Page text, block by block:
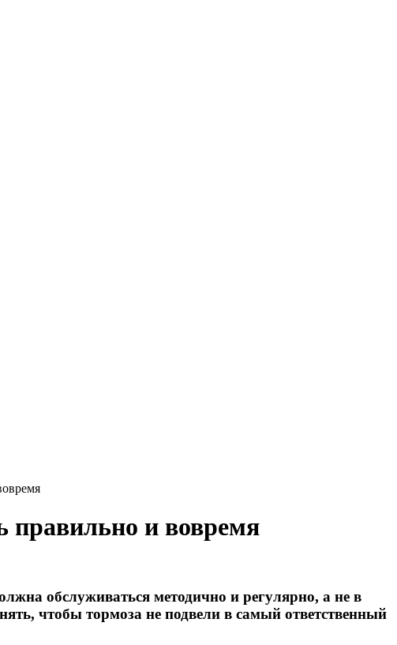
правильно и вовремя
обслуживаться методично и регулярно, а не в
чтобы тормоза не подвели в самый ответственный